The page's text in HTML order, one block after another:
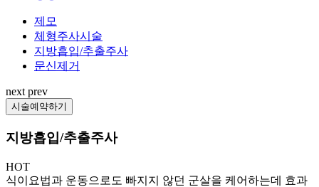
제모
체형주사시술
지방흡입/추출주사
문신제거
next prev
시술예약하기
지방흡입/추출주사
HOT
식이요법과 운동으로도 빠지지 않던 군살을 케어하는데 효과